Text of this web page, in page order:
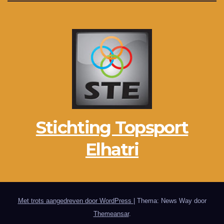
Stichting Topsport
Elhatri
Met trots aangedreven door WordPress
Thema: News Way door
Themeansar.